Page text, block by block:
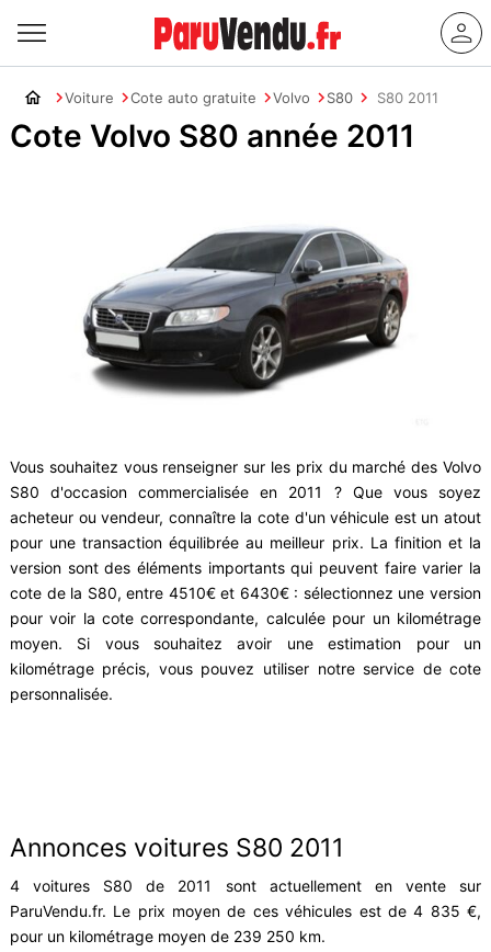
Voiture Cote auto gratuite Volvo S80 S80 2011
Cote Volvo S80 année 2011
Vous souhaitez vous renseigner sur les prix du marché des Volvo
S80 d'occasion commercialisée en 2011 ? Que vous soyez
acheteur ou vendeur, connaître la cote d'un véhicule est un atout
pour une transaction équilibrée au meilleur prix. La finition et la
version sont des éléments importants qui peuvent faire varier la
cote de la S80, entre 4510€ et 6430€ : sélectionnez une version
pour voir la cote correspondante, calculée pour un kilométrage
moyen. Si vous souhaitez avoir une estimation pour un
kilométrage précis, vous pouvez utiliser notre service de cote
personnalisée.
Annonces voitures S80 2011
4 voitures S80 de 2011 sont actuellement en vente sur
ParuVendu.fr. Le prix moyen de ces véhicules est de 4 835 €,
pour un kilométrage moyen de 239 250 km.